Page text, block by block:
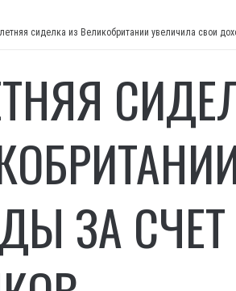
сиделка из Великобритании увеличила свои
ЗА